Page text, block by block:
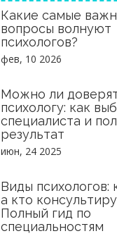
Какие самые
вопросы волнуют
психологов?
фев, 10 2026
Можно ли
психологу: как
специалиста и
результат
июн, 24 2025
Виды психологов:
а кто
Полный гид по
специальностям